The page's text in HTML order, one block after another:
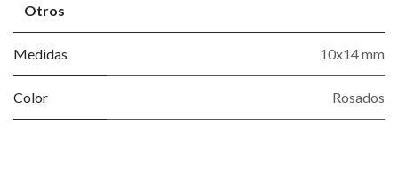
Otros
Medidas 10x14 mm
Color Rosados